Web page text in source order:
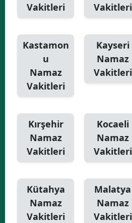
Vakitleri
Vakitleri
Kastamon
u
Namaz
Vakitleri
Kayseri
Namaz
Vakitleri
Kırşehir
Namaz
Vakitleri
Kocaeli
Namaz
Vakitleri
Kütahya
Namaz
Vakitleri
Malatya
Namaz
Vakitleri